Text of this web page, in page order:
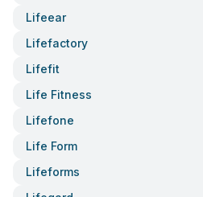
Lifeear
Lifefactory
Lifefit
Life Fitness
Lifefone
Life Form
Lifeforms